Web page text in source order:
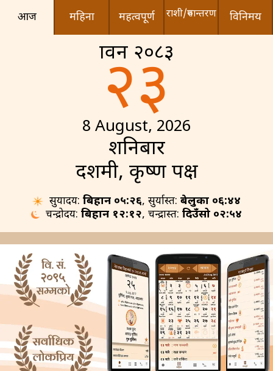
आज महिना महत्वपूर्ण राशी/रुपान्तरण विनिमय
श्रावन २०८३
२३
8 August, 2026
शनिबार
दशमी, कृष्ण पक्ष
सुर्योदय: बिहान ०५:२६, सुर्यास्त: बेलुका ०६:४४
चन्द्रोदय: बिहान १२:१२, चन्द्रास्त: दिउँसो ०२:५४